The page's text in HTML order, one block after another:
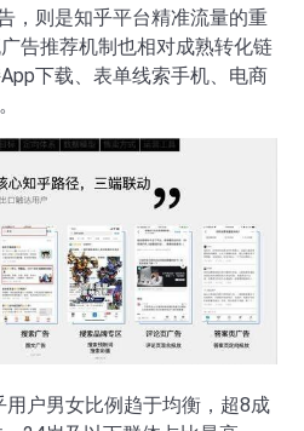
则是知乎平台精准流量的重
告推荐机制也相对成熟转化链
下载、表单线索手机、电商
户男女比例趋于均衡，超8成